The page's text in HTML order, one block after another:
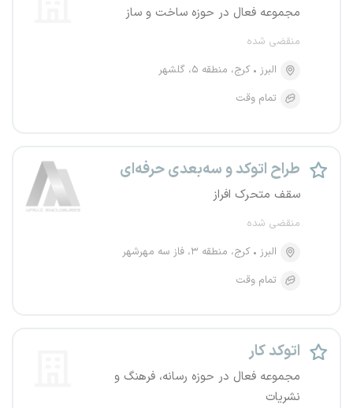
مجموعه فعال در حوزه ساخت و ساز
منقضی شده
البرز
کرج، منطقه ۵، گلشهر
تمام وقت
طراح اتوکد و سه‌بعدی حرفه‌ای
سقف متحرک افراز
منقضی شده
البرز
کرج، منطقه ۳، فاز سه مهرشهر
تمام وقت
اتوکد کار
مجموعه فعال در حوزه رسانه، فرهنگ و
نشریات